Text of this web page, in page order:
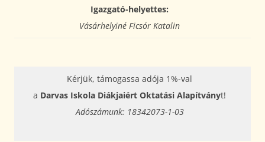
Igazgató-helyettes:
Vásárhelyiné Ficsór Katalin
Kérjük, támogassa adója 1%-val
a Darvas Iskola Diákjaiért Oktatási Alapítványt!
Adószámunk: 18342073-1-03